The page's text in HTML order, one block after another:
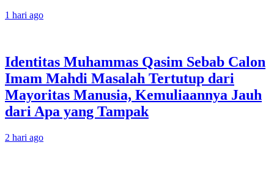
1 hari ago
Identitas Muhammas Qasim Sebab Calon
Imam Mahdi Masalah Tertutup dari
Mayoritas Manusia, Kemuliaannya Jauh
dari Apa yang Tampak
2 hari ago